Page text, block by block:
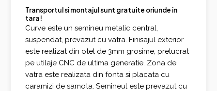
Transportul si montajul sunt gratuite oriunde in
tara!
Curve este un semineu metalic central,
suspendat, prevazut cu vatra. Finisajul exterior
este realizat din otel de 3mm grosime, prelucrat
pe utilaje CNC de ultima generatie. Zona de
vatra este realizata din fonta si placata cu
caramizi de samota. Semineul este prevazut cu